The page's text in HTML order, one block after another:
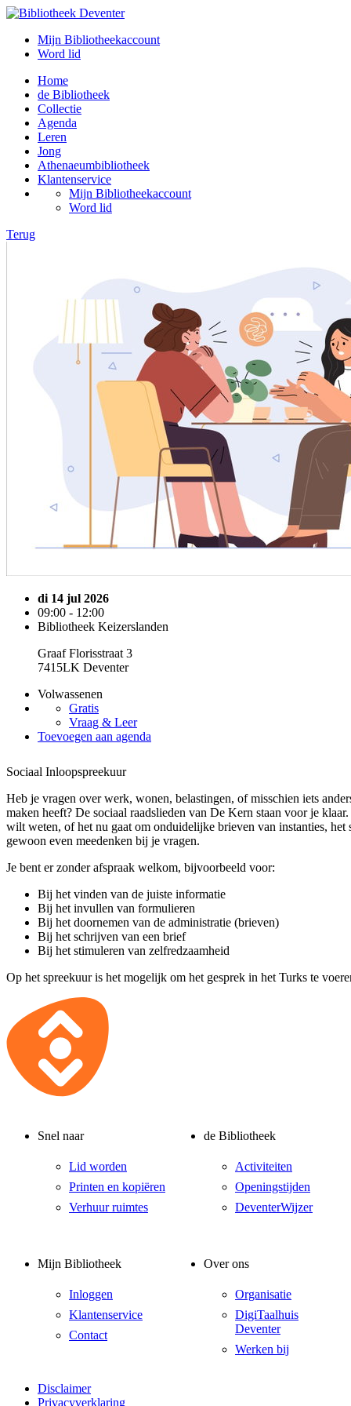
Mijn Bibliotheekaccount
Word lid
Home
de Bibliotheek
Collectie
Agenda
Leren
Jong
Athenaeumbibliotheek
Klantenservice
Mijn Bibliotheekaccount
Word lid
Terug
di 14 jul 2026
09:00 - 12:00
Bibliotheek Keizerslanden
Graaf Florisstraat 3
7415LK Deventer
Volwassenen
Gratis
Vraag & Leer
Toevoegen aan agenda
Sociaal Inloopspreekuur
Heb je vragen over werk, wonen, belastingen, of misschien iets
maken heeft? De sociaal raadslieden van De Kern staan voor je
wilt weten, of het nu gaat om onduidelijke brieven van instanties, het
gewoon even meedenken bij je vragen.
Je bent er zonder afspraak welkom, bijvoorbeeld voor:
Bij het vinden van de juiste informatie
Bij het invullen van formulieren
Bij het doornemen van de administratie (brieven)
Bij het schrijven van een brief
Bij het stimuleren van zelfredzaamheid
Op het spreekuur is het mogelijk om het gesprek in het Turks te
Snel naar
Lid worden
Printen en kopiëren
Verhuur ruimtes
de Bibliotheek
Activiteiten
Openingstijden
DeventerWijzer
Mijn Bibliotheek
Inloggen
Klantenservice
Contact
Over ons
Organisatie
DigiTaalhuis
Deventer
Werken bij
Disclaimer
Privacyverklaring